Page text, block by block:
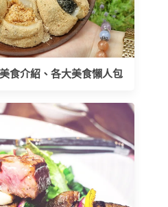
食介紹、各大美食懶人包